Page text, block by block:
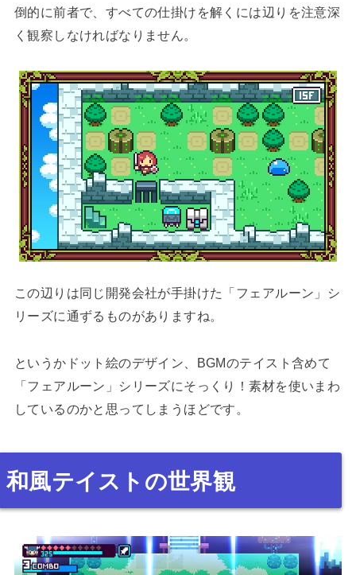
倒的に前者で、すべての仕掛けを解くには辺りを注意深
く観察しなければなりません。
この辺りは同じ開発会社が手掛けた「フェアルーン」シ
リーズに通ずるものがありますね。
というかドット絵のデザイン、BGMのテイスト含めて
「フェアルーン」シリーズにそっくり！素材を使いまわ
しているのかと思ってしまうほどです。
和風テイストの世界観